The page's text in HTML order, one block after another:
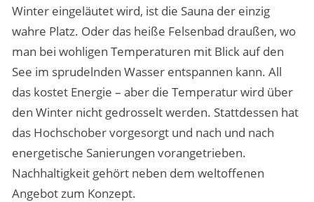
Winter eingeläutet wird, ist die Sauna der einzig
wahre Platz. Oder das heiße Felsenbad draußen, wo
man bei wohligen Temperaturen mit Blick auf den
See im sprudelnden Wasser entspannen kann. All
das kostet Energie – aber die Temperatur wird über
den Winter nicht gedrosselt werden. Stattdessen hat
das Hochschober vorgesorgt und nach und nach
energetische Sanierungen vorangetrieben.
Nachhaltigkeit gehört neben dem weltoffenen
Angebot zum Konzept.